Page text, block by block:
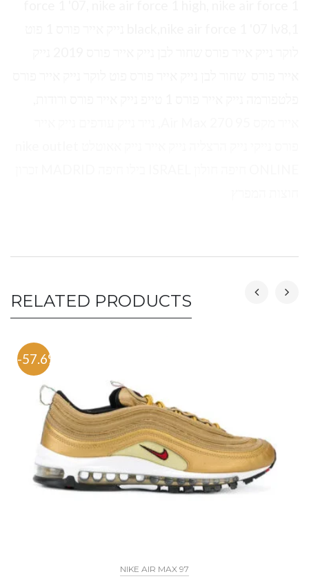
RELATED PRODUCTS
-57.6%
NIKE AIR MAX 97